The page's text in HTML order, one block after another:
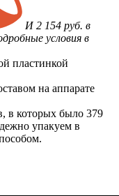
И 2 154 руб. в
условия в
пластинкой
на аппарате
в которых было 379
упакуем в